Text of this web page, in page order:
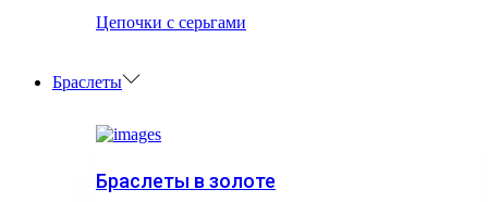
Цепочки с серьгами
Браслеты
Браслеты в золоте